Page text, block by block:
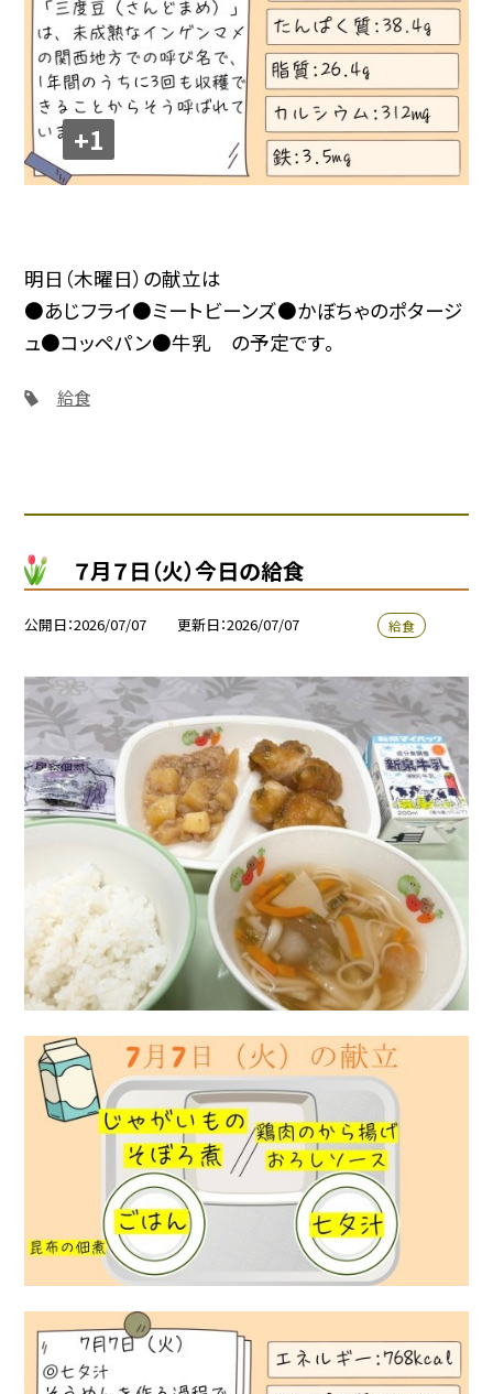
+1
明日（木曜日）の献立は
●あじフライ●ミートビーンズ●かぼちゃのポタージ
ュ●コッペパン●牛乳 の予定です。
給食
７月７日（火）今日の給食
公開日 2026/07/07 更新日 2026/07/07 給食